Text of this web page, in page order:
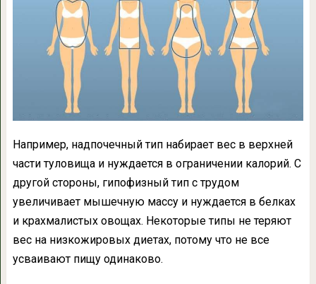
Например, надпочечный тип набирает вес в верхней
части туловища и нуждается в ограничении калорий. С
другой стороны, гипофизный тип с трудом
увеличивает мышечную массу и нуждается в белках
и крахмалистых овощах. Некоторые типы не теряют
вес на низкожировых диетах, потому что не все
усваивают пищу одинаково.